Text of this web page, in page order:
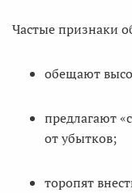
Частые признаки
обещают
предлагают
от убытков;
торопят